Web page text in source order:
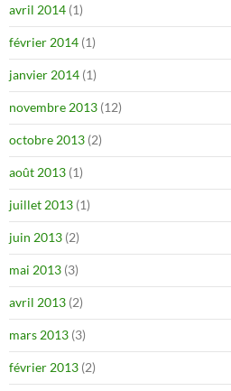
avril 2014 (1)
février 2014 (1)
janvier 2014 (1)
novembre 2013 (12)
octobre 2013 (2)
août 2013 (1)
juillet 2013 (1)
juin 2013 (2)
mai 2013 (3)
avril 2013 (2)
mars 2013 (3)
février 2013 (2)